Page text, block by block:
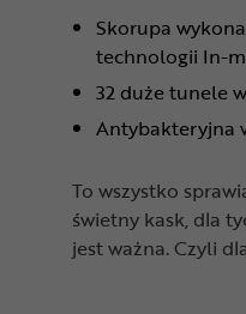
Skorupa
technologii In-
32 duże tunele
Antybakteryjna
To wszystko
świetny kask, dla
jest ważna. Czyli